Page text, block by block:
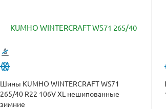
Шины KUMHO WINTERCRAFT WS71
265/40 R22 106V XL нешипованные
зимние